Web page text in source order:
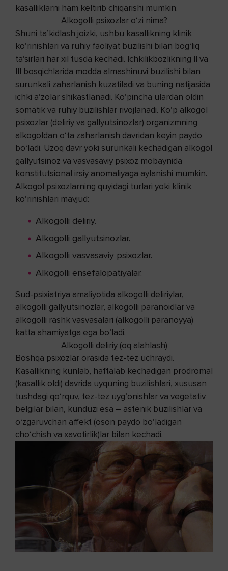
kasalliklarni ham keltirib chiqarishi mumkin.
Alkogolli psixozlar o‘zi nima?
Shuni ta’kidlash joizki, ushbu kasallikning klinik
ko‘rinishlari va ruhiy faoliyat buzilishi bilan bog‘liq
ta’sirlari har xil tusda kechadi. Ichkilikbozlikning II va
III bosqichlarida modda almashinuvi buzilishi bilan
surunkali zaharlanish kuzatiladi va buning natijasida
ichki a’zolar shikastlanadi. Ko‘pincha ulardan oldin
somatik va ruhiy buzilishlar rivojlanadi. Ko‘p alkogol
psixozlar (deliriy va gallyutsinozlar) organizmning
alkogoldan o‘ta zaharlanish davridan keyin paydo
bo‘ladi. Uzoq davr yoki surunkali kechadigan alkogol
gallyutsinoz va vasvasaviy psixoz mobaynida
konstitutsional irsiy anomaliyaga aylanishi mumkin.
Alkogol psixozlarning quyidagi turlari yoki klinik
ko‘rinishlari mavjud:
Alkogolli deliriy.
Alkogolli gallyutsinozlar.
Alkogolli vasvasaviy psixozlar.
Alkogolli ensefalopatiyalar.
Sud-psixiatriya amaliyotida alkogolli deliriylar,
alkogolli gallyutsinozlar, alkogolli paranoidlar va
alkogolli rashk vasvasalari (alkogolli paranoyya)
katta ahamiyatga ega bo‘ladi.
Alkogolli deliriy (oq alahlash)
Boshqa psixozlar orasida tez-tez uchraydi.
Kasallikning kunlab, haftalab kechadigan prodromal
(kasallik oldi) davrida uyquning buzilishlari, xususan
tushdagi qo‘rquv, tez-tez uyg‘onishlar va vegetativ
belgilar bilan, kunduzi esa – astenik buzilishlar va
o‘zgaruvchan affekt (oson paydo bo‘ladigan
cho‘chish va xavotirlik)lar bilan kechadi.